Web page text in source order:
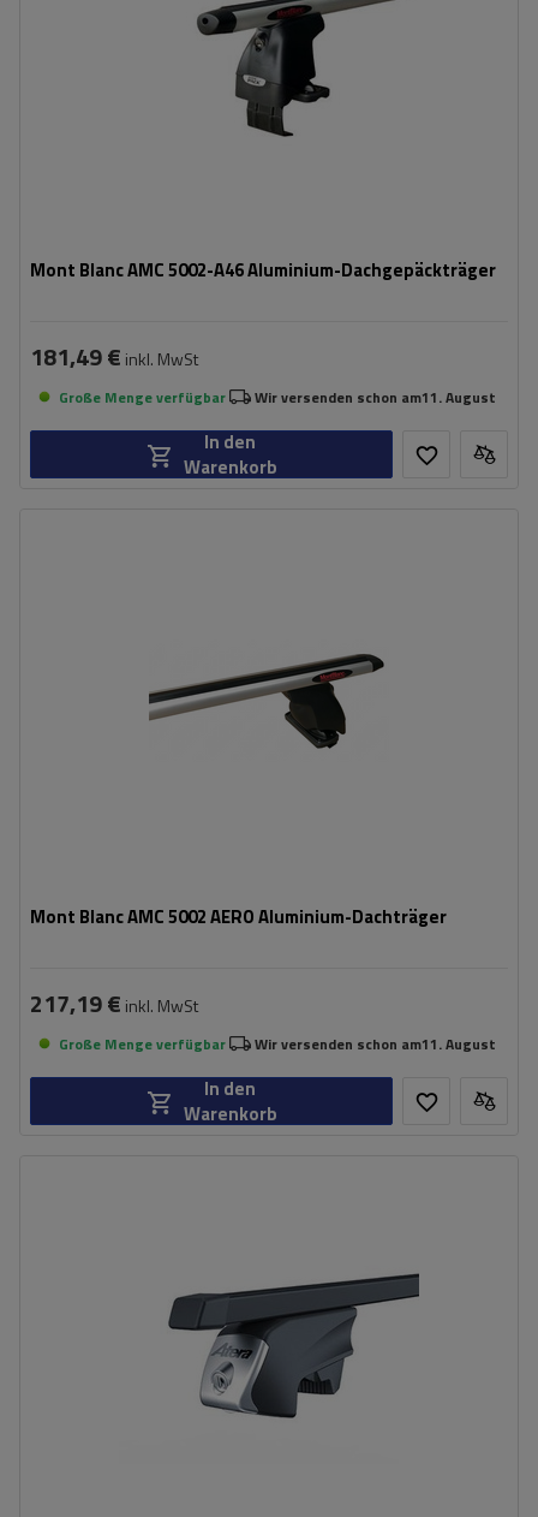
Mont Blanc AMC 5002-A46 Aluminium-Dachgepäckträger
181,49 € inkl. MwSt
Große Menge verfügbar Wir versenden schon am11. August
In den
Warenkorb
Mont Blanc AMC 5002 AERO Aluminium-Dachträger
217,19 € inkl. MwSt
Große Menge verfügbar Wir versenden schon am11. August
In den
Warenkorb